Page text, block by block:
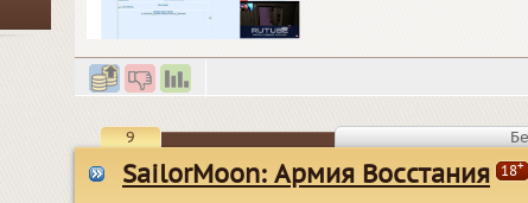
9
SailorMoon: Армия Восстания 18+